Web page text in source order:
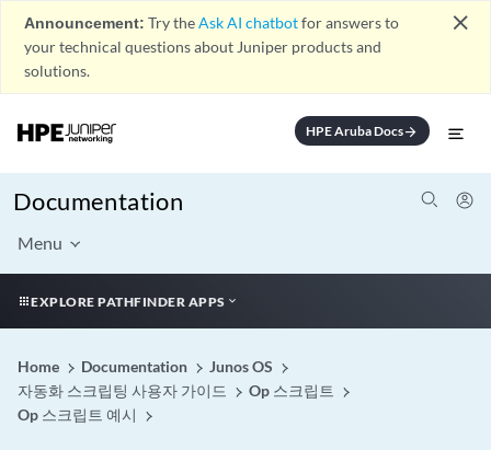
Announcement: Try theAsk AI chatbotfor answers to
your technical questions about Juniper products and
solutions.
close
HPE Aruba Docsarrow_forward
Documentation
Menu
EXPLORE PATHFINDER APPS
Home Documentation
Junos OS
자동화 스크립팅 사용자 가이드
Op 스크립트
Op 스크립트 예시